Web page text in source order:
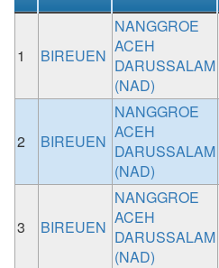
1 BIREUEN
NANGGROE
ACEH
DARUSSALAM
(NAD)
2 BIREUEN
NANGGROE
ACEH
DARUSSALAM
(NAD)
3 BIREUEN
NANGGROE
ACEH
DARUSSALAM
(NAD)